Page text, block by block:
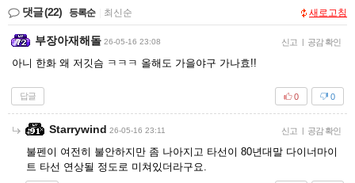
댓글(22) 등록순 최신순 새로고침
부장아재해돌 26-05-16 23:08 신고 | 공감 확인
아니 한화 왜 저깃슴 ㅋㅋㅋ 올해도 가을야구 가나효!!
답글 0
0
Starrywind 26-05-16 23:11 신고 | 공감 확인
불펜이 여전히 불안하지만 좀 나아지고 타선이 80년대말 다이너마이
트 타선 연상될 정도로 미쳐있더라구요.